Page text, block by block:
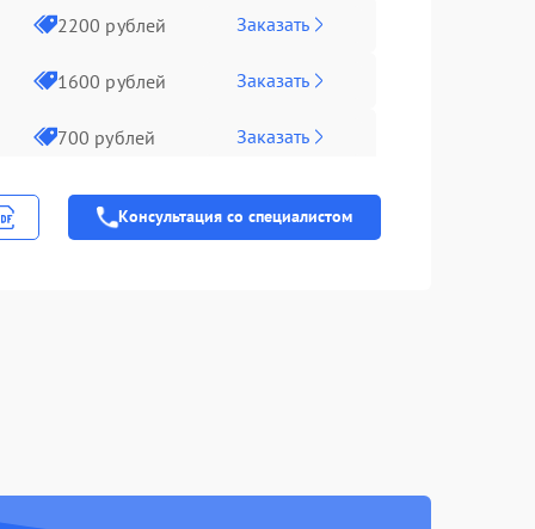
2200 рублей Заказать
1600 рублей Заказать
700 рублей Заказать
900 рублей Заказать
650 рублей Заказать
Консультация со специалистом